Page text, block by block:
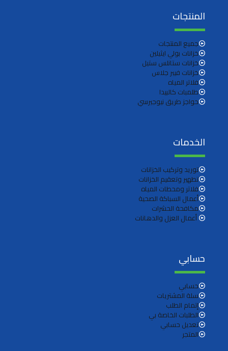
المنتجات
جميع المنتجات
خزانات بولي ايثيلين
خزانات ستانلس ستيل
خزانات فيبر جلاس
فلاتر المياه
طلمبات كالبيدا
حواجز طريق نيوجيرسي
الخدمات
توريد وتركيب الخزانات
تطهير وتعقيم الخزانات
فلاتر ومحطات المياه
أعمال السباكة الصحية
مكافحة الحشرات
أعمال العزل والدهانات
حسابي
حسابي
سلة المشتريات
إتمام الطلب
الطلبات الخاصة بي
تعديل حسابي
المتجر